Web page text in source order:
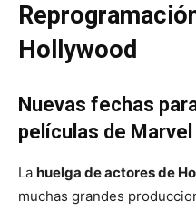
Hollywood
Nuevas fechas
películas de Marvel
La huelga de actores de
muchas grandes